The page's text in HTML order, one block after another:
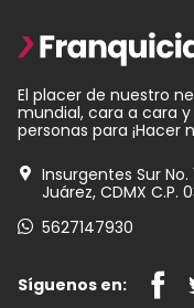
El placer de nuestro
mundial, cara a cara
personas para ¡Hacer
Insurgentes Sur
Juárez, CDMX C.P.
5627147930
Síguenos en: